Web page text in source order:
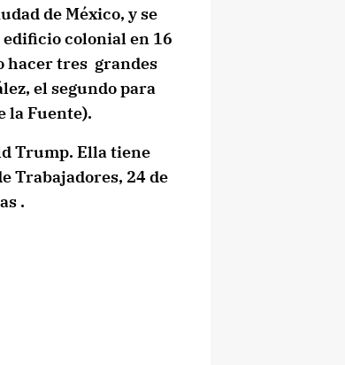
de México, y se
colonial en 16
hacer tres grandes
el segundo para
la Fuente).
Trump. Ella tiene
Trabajadores, 24 de
.